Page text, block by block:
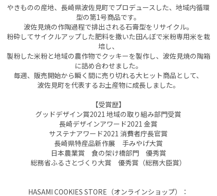
やきものの産地、長崎県波佐見町でプロデュースした、地域内循環
型の第1号商品です。
波佐見焼の作陶過程で排出される石膏型をリサイクル。
粉砕してサイクルアップした肥料を撒いた田んぼで米粉専用米を栽
培し、
製粉した米粉と地域の農作物でクッキーを製作し、波佐見焼の陶箱
に詰め合わせました。
毎週、販売開始から瞬く間に売り切れる大ヒット商品として、
波佐見町を代表するお土産物に成長しました。
【受賞歴】
グッドデザイン賞2021 地域の取り組み部門受賞
長崎デザインアワード2021 金賞
サステナアワード2021 消費者庁長官賞
長崎県特産品新作展 手みやげ大賞
日本農業賞 食の架け橋部門 優秀賞
総務省ふるさとづくり大賞 優秀賞（総務大臣賞）
HASAMI COOKIES STORE（オンラインショップ）：